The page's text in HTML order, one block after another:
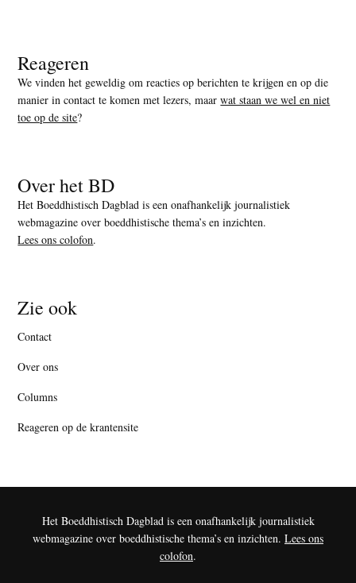
Reageren
We vinden het geweldig om reacties op berichten te krijgen en op die
manier in contact te komen met lezers, maarwat staan we wel en niet
toe op de site?
Over het BD
Het Boeddhistisch Dagblad is een onafhankelijk journalistiek
webmagazine over boeddhistische thema’s en inzichten.
Lees ons colofon.
Zie ook
Contact
Over ons
Columns
Reageren op de krantensite
Het Boeddhistisch Dagblad is een onafhankelijk journalistiek
webmagazine over boeddhistische thema’s en inzichten. Lees ons
colofon.